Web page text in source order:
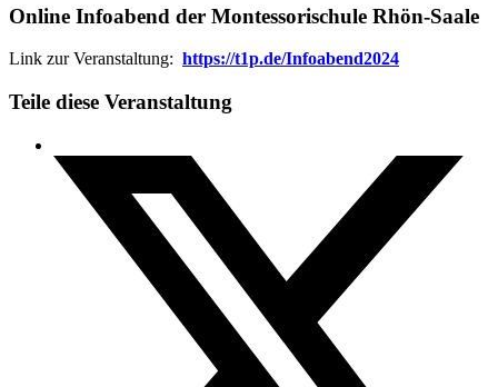
Online Infoabend der Montessorischule Rhön-Saale
Link zur Veranstaltung: https://t1p.de/Infoabend2024
Teile diese Veranstaltung